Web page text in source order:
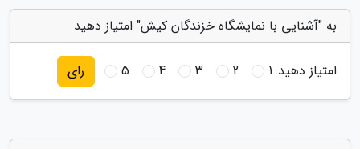
به "آشنایی با نمایشگاه خزندگان کیش" امتیاز دهید
امتیاز دهید:1
2
3
4
5 رای